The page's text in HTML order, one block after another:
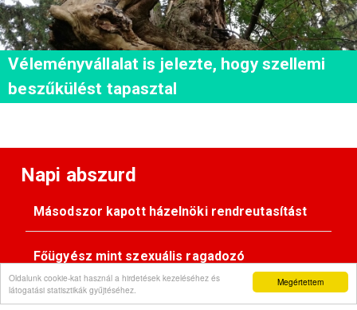
Megértettem
Oldalunk cookie-kat használ a hirdetések kezeléséhez és
látogatási statisztikák gyűjtéséhez.
Véleményvállalat is jelezte, hogy szellemi
beszűkülést tapasztal
Napi abszurd
Másodszor kapott házelnöki rendreutasítást
Főügyész mint szexuális ragadozó
Pimasz önkényúr